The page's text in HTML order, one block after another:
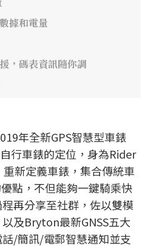
據和電量
碼表資訊隨你調
年全新GPS智慧型車錶
行車錶的定位，身為Rider
新定義車錶，集合傳統車
點，不但能夠一鍵騎乘快
再分享至社群，佐以雙模
及Bryton最新GNSS五大
/簡訊/電郵智慧通知並支